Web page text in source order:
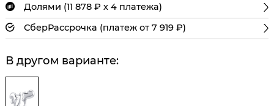
Долями (11 878 ₽ х 4 платежа)
СберРассрочка (платеж от 7 919 ₽)
В другом варианте: